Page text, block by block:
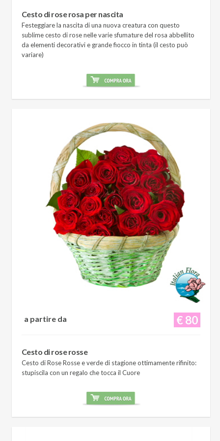
Cesto di rose rosa per nascita
Festeggiare la nascita di una nuova creatura con questo
sublime cesto di rose nelle varie sfumature del rosa abbellito
da elementi decorativi e grande fiocco in tinta (il cesto può
variare)
€ 80
a partire da
Cesto di rose rosse
Cesto di Rose Rosse e verde di stagione ottimamente rifinito:
stupiscila con un regalo che tocca il Cuore